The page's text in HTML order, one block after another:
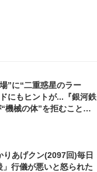
”に“二重惑星のラー
にもヒントが...『銀河鉄
機械の体”を拒むことに
りあげクン(2097回)毎日
行儀が悪いと怒られた